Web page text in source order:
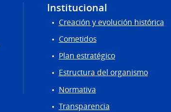
Institucional
Creación y evolución histórica
Cometidos
Plan estratégico
Estructura del organismo
Normativa
Transparencia